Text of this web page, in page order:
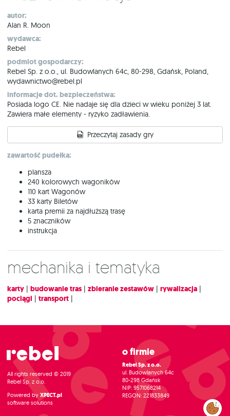
autor:
Alan R. Moon
wydawca:
Rebel
podmiot gospodarczy:
Rebel Sp. z o.o., ul. Budowlanych 64c, 80-298, Gdańsk, Poland,
wydawnictwo@rebel.pl
informacje dot. bezpieczeństwa:
Posiada logo CE. Nie nadaje się dla dzieci w wieku poniżej 3 lat.
Zawiera małe elementy - ryzyko zadławienia.
Przeczytaj zasady gry
zawartość pudełka:
plansza
240 kolorowych wagoników
110 kart Wagonów
33 karty Biletów
karta premii za najdłuższą trasę
5 znaczników
instrukcja
Mechanika i tematyka
karty | budowanie tras | zbieranie zestawów | rywalizacja |
pociągi | transport |
All rights reserved © 2019
Rebel Sp. z o.o.
Powered by XPECT.pl
software solutions
O firmie
Rebel Sp. z o.o.
ul. Budowlanych 64c
80-298 Gdańsk
NIP: 9571068214
REGON: 221833849
Zarządzaj
preferencjami
cookies